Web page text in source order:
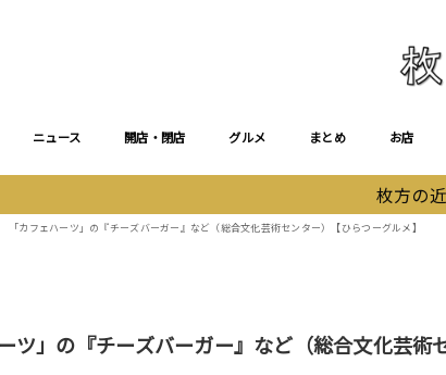
ニュース 開店・閉店 グルメ まとめ お店
枚方の
「カフェハーツ」の『チーズバーガー』など（総合文化芸術センター）【ひらつーグルメ】
ツ」の『チーズバーガー』など（総合文化芸術